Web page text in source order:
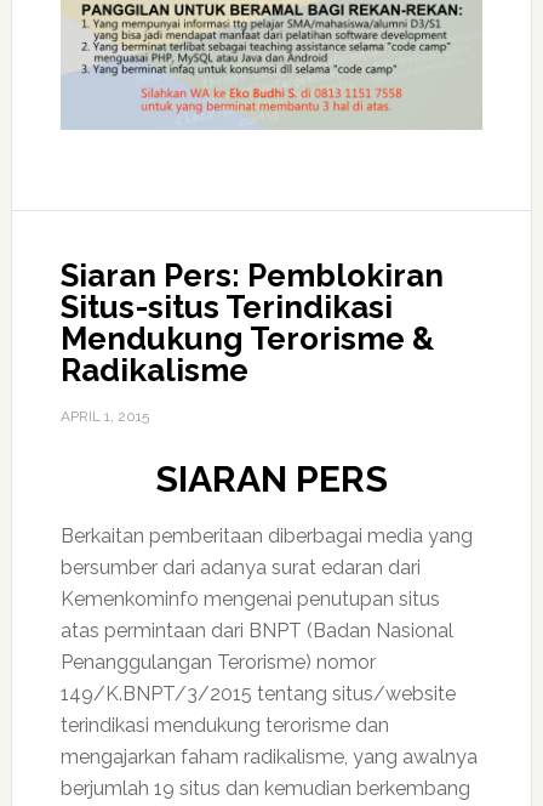
Siaran Pers: Pemblokiran
Situs-situs Terindikasi
Mendukung Terorisme &
Radikalisme
APRIL 1, 2015
SIARAN PERS
Berkaitan pemberitaan diberbagai media yang
bersumber dari adanya surat edaran dari
Kemenkominfo mengenai penutupan situs
atas permintaan dari BNPT (Badan Nasional
Penanggulangan Terorisme) nomor
149/K.BNPT/3/2015 tentang situs/website
terindikasi mendukung terorisme dan
mengajarkan faham radikalisme, yang awalnya
berjumlah 19 situs dan kemudian berkembang